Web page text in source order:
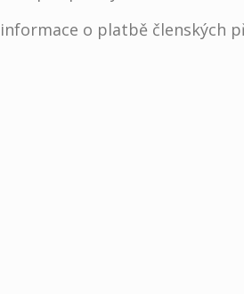
o platbě členských